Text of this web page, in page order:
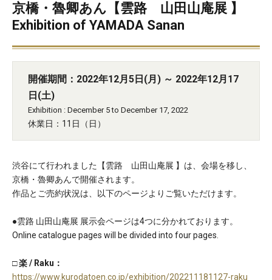
京橋・魯卿あん【雲路 山田山庵展 】
Exhibition of YAMADA Sanan
開催期間：2022年12月5日(月) ～ 2022年12月17
日(土)
Exhibition : December 5 to December 17, 2022
休業日：11日（日）
渋谷にて行われました【雲路 山田山庵展 】は、会場を移し、
京橋・魯卿あんで開催されます。
作品とご売約状況は、以下のページよりご覧いただけます。
●雲路 山田山庵展 展示会ページは4つに分かれております。
Online catalogue pages will be divided into four pages.
□ 楽 / Raku：
https://www.kurodatoen.co.jp/exhibition/202211181127-raku